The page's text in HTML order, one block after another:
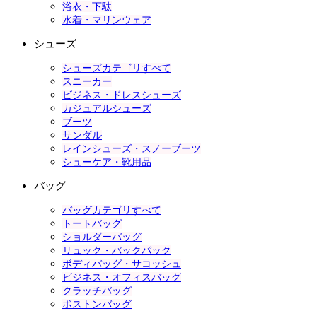
浴衣・下駄
水着・マリンウェア
シューズ
シューズカテゴリすべて
スニーカー
ビジネス・ドレスシューズ
カジュアルシューズ
ブーツ
サンダル
レインシューズ・スノーブーツ
シューケア・靴用品
バッグ
バッグカテゴリすべて
トートバッグ
ショルダーバッグ
リュック・バックパック
ボディバッグ・サコッシュ
ビジネス・オフィスバッグ
クラッチバッグ
ボストンバッグ